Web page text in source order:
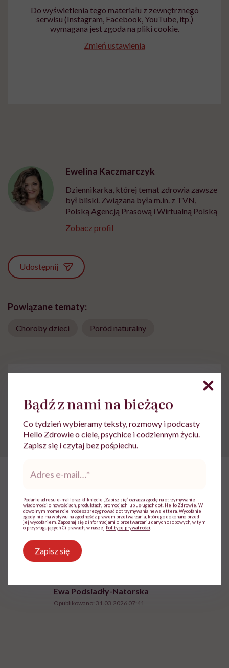
Do wyświetlenia tego materiału z zewnętrznego
serwisu (Instagram, Facebook, YouTube, itp.)
wymagana jest zgoda na pliki cookie.
Zmień ustawienia
Ewelina Kaczmarczyk
Dziennikarka, której temat zdrowia zawsze
był bliski. Związana była m.in. z TVN,
Polską Agencją Prasową i Wirtualną Polską
Zobacz profil
Udostępnij
Powiązane tematy:
Choroby dzieci Poród naturalny
lekarskiej. Pamiętaj, że w przypadku
problemów ze zdrowiem należy bezwzględnie
Napad migreny brzusznej trwa
od 2 aż do nawet 72 godzin.
Neurolog: „W tym czasie dziecko
może bardzo cierpieć”
Ewa Podsiadły-Natorska
Opublikowano: 31.03.2026 07:41
Bądź z nami na bieżąco
Co tydzień wybieramy teksty, rozmowy i podcasty
Hello Zdrowie o ciele, psychice i codziennym życiu.
Zapisz się i czytaj bez pośpiechu.
*
Podanie adresu e-mail oraz kliknięcie „Zapisz się” oznacza zgodę na otrzymywanie
wiadomości o nowościach, produktach, promocjach lub usługach dot. Hello Zdrowie. W
dowolnym momencie możesz zrezygnować z otrzymywania newslettera. Wycofanie
zgody nie ma wpływu na zgodność z prawem przetwarzania, którego dokonano przed
jej wycofaniem. Zapoznaj się z informacjami o przetwarzaniu danych osobowych, w tym
o przysługujących Ci prawach, w naszej Polityce prywatności
Zapisz się